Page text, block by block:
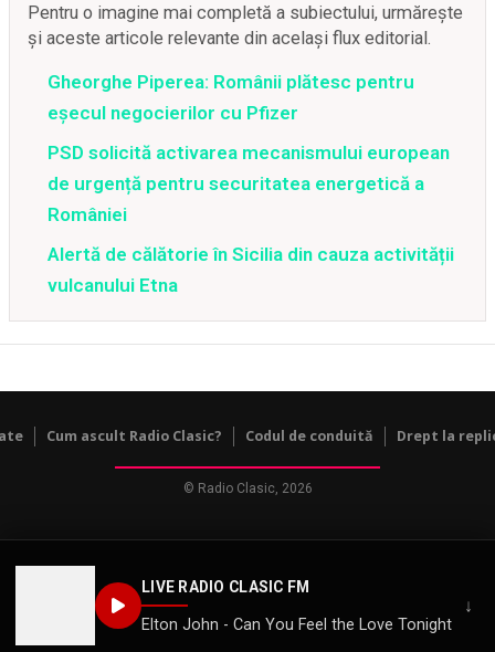
LIVE RADIO CLASIC FM
Elton John - Can You Feel the Love Tonight
↓
Pentru o imagine mai completă a subiectului, urmărește
și aceste articole relevante din același flux editorial.
Gheorghe Piperea: Românii plătesc pentru
eșecul negocierilor cu Pfizer
PSD solicită activarea mecanismului european
de urgență pentru securitatea energetică a
României
Alertă de călătorie în Sicilia din cauza activității
vulcanului Etna
Cum ascult Radio Clasic? Codul de conduită Drept la
© Radio Clasic, 2026